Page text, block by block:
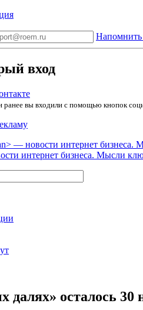
Напомнить
вход
ранее вы входили с помощью кнопок
интернет бизнеса. Мысли
далях» осталось